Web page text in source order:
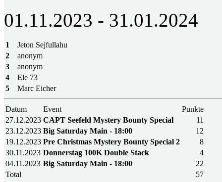
01.11.2023 - 31.01.2024
1
Jeton Sejfullahu
2
anonym
3
anonym
4
Ele 73
5
Marc Eicher
Datum Event
Punkte
27.12.2023 CAPT Seefeld Mystery Bounty Special
11
23.12.2023 Big Saturday Main - 18:00
12
19.12.2023 Pre Christmas Mystery Bounty Special 2
8
30.11.2023 Donnerstag 100K Double Stack
4
04.11.2023 Big Saturday Main - 18:00
22
Total
57